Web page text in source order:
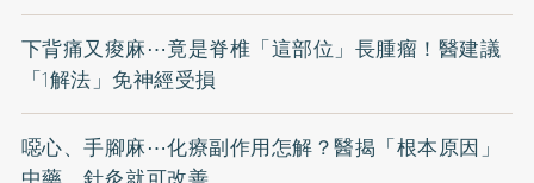
下背痛又痠麻⋯竟是脊椎「這部位」長腫瘤！醫建議
「1解法」免神經受損
噁心、手腳麻⋯化療副作用怎解？醫揭「根本原因」